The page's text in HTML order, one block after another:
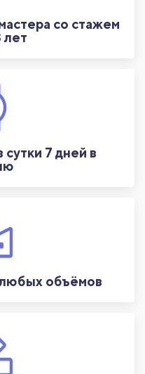
со стажем
лет
сутки 7 дней в
объёмов